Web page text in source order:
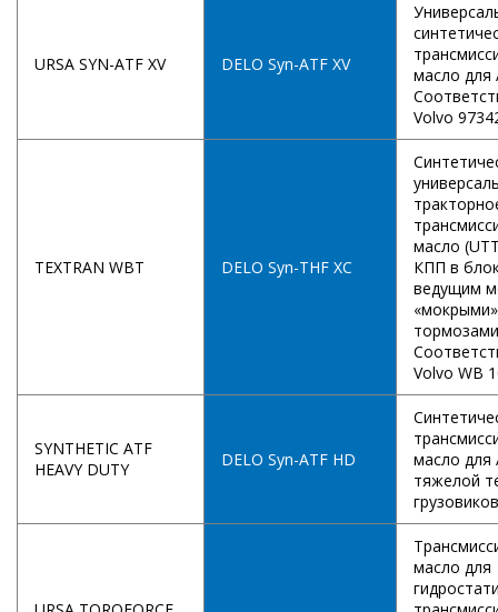
URSA SYN-ATF XV DELO Syn-ATF XV
масло
Volvo
TEXTRAN WBT DELO Syn-THF XC
масло
КПП в
ведущим
«мокрыми»
Volvo WB
SYNTHETIC ATF
HEAVY DUTY
DELO Syn-ATF HD
масло
тяжелой
масло для